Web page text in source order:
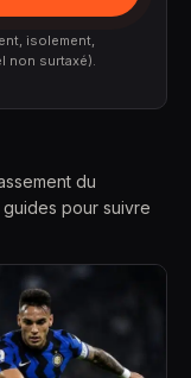
du
pour suivre
isolement,
non surtaxé).